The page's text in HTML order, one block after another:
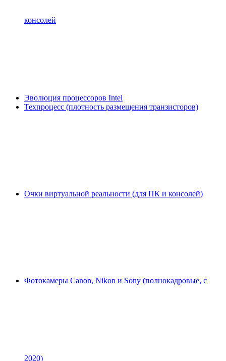
консолей
Эволюция процессоров Intel
Техпроцесс (плотность размещения транзисторов)
Очки виртуальной реальности (для ПК и консолей)
Фотокамеры Canon, Nikon и Sony (полнокадровые, с
2020)